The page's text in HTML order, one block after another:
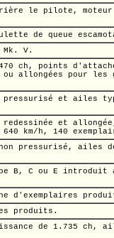
le pilote,
de queue
Mk. V.
ch,
points
allongées pour les
et ailes
et
640 km/h, 140
pressurisé, ailes
B, C ou E introduit
d'exemplaires
produits.
de 1.735 ch,